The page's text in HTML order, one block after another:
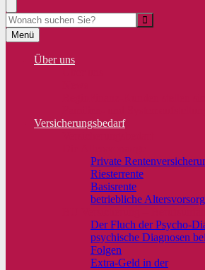
Menü
Über uns
Versicherungsbedarf
Private
Riesterrente
Basisrente
betriebliche
Der Fluch der Psycho-
psychische Diagnosen
Folgen
Extra-Geld in der